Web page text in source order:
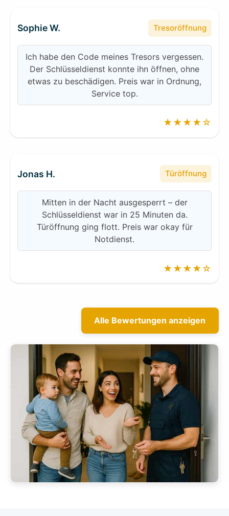
Sophie W. Tresoröffnung
Ich habe den Code meines Tresors vergessen.
Der Schlüsseldienst konnte ihn öffnen, ohne
etwas zu beschädigen. Preis war in Ordnung,
Service top.
★★★★☆
Jonas H. Türöffnung
Mitten in der Nacht ausgesperrt – der
Schlüsseldienst war in 25 Minuten da.
Türöffnung ging flott. Preis war okay für
Notdienst.
★★★★☆
Alle Bewertungen anzeigen